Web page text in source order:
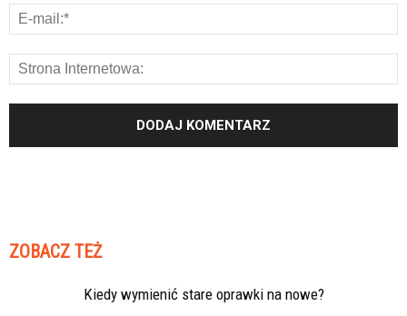
ZOBACZ TEŻ
Kiedy wymienić stare oprawki na nowe?